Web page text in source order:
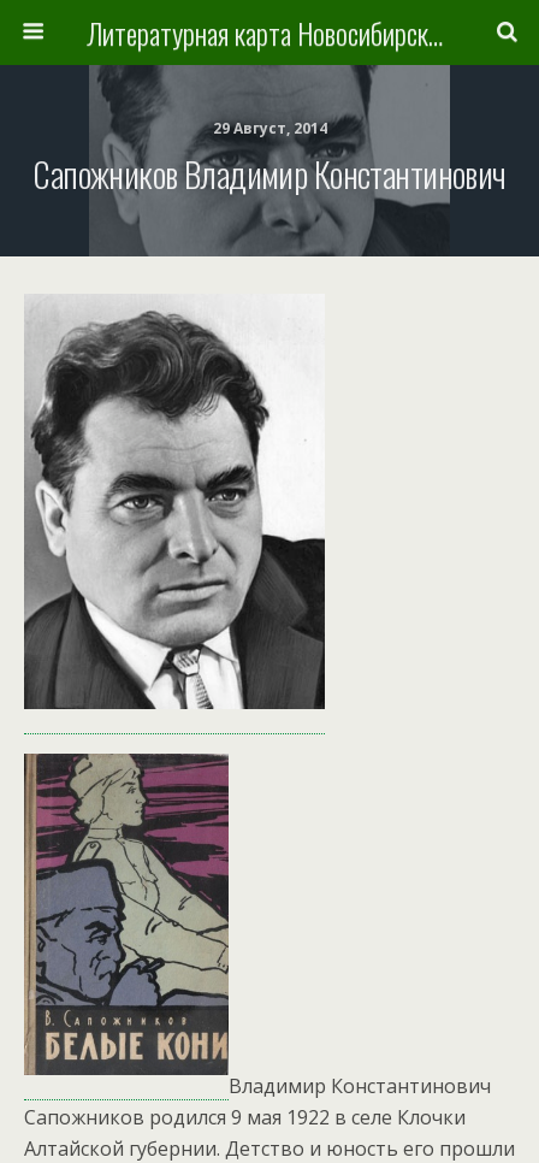
Литературная карта Новосибирска и Новосибирской области
29 Август, 2014
Сапожников Владимир Константинович
Владимир Константинович
Сапожников родился 9 мая 1922 в селе Клочки
Алтайской губернии. Детство и юность его прошли